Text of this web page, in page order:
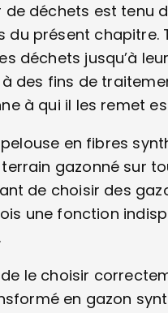
déchets est tenu
présent
déchets jusqu’à
des fins de
à qui il les remet
en fibres
gazonné sur
de choisir des
une fonction
le choisir
en gazon